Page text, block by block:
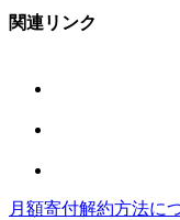
関連リンク
月額寄付解約方法に